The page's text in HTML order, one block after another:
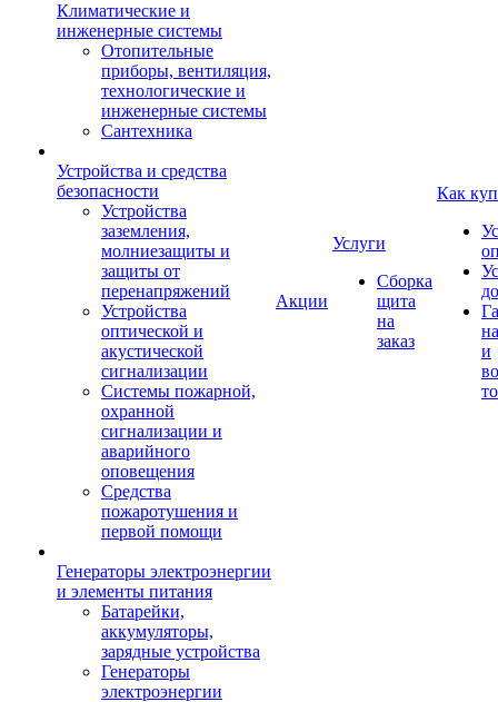
Климатические и
инженерные системы
Отопительные
приборы, вентиляция,
технологические и
инженерные системы
Сантехника
Устройства и средства
безопасности
Устройства
заземления,
молниезащиты и
защиты от
перенапряжений
Устройства
оптической и
акустической
сигнализации
Системы пожарной,
охранной
сигнализации и
аварийного
оповещения
Средства
пожаротушения и
первой помощи
Генераторы электроэнергии
и элементы питания
Батарейки,
аккумуляторы,
зарядные устройства
Генераторы
электроэнергии
Акции
Услуги
Сборка
щита
на
заказ
Как
и